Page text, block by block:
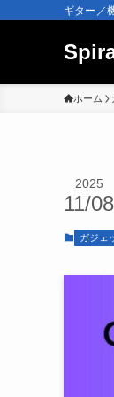
ギター／
ホーム
2025
11/08
ガジェ